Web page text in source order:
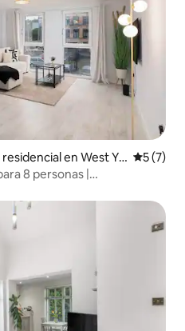
en West Yo
5 (7)
8 personas |